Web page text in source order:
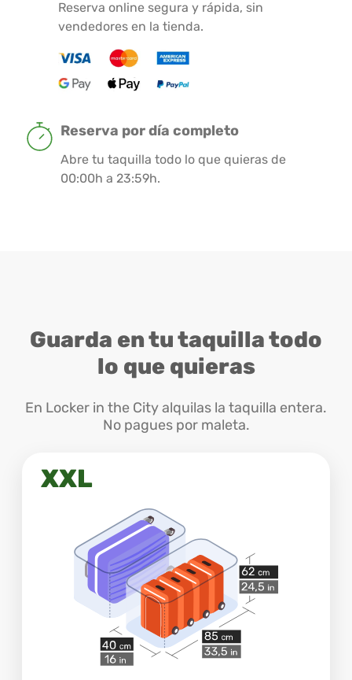
Reserva online segura y rápida, sin
vendedores en la tienda.
Reserva por día completo
Abre tu taquilla todo lo que quieras de
00:00h a 23:59h.
Guarda en tu taquilla todo
lo que quieras
En Locker in the City alquilas la taquilla entera.
No pagues por maleta.
XXL